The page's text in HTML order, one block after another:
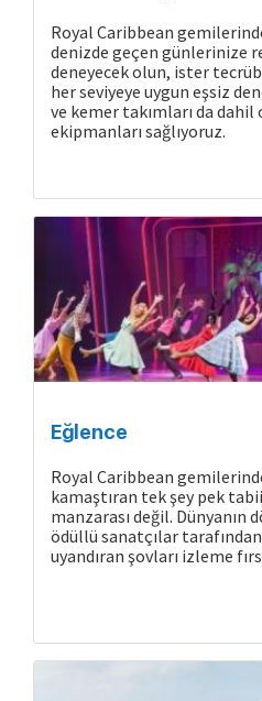
Royal Caribbean
denizde geçen günlerinize
deneyecek olun, ister
her seviyeye uygun eşsiz
ve kemer takımları da
ekipmanları sağlıyoruz.
Eğlence
Royal Caribbean
kamaştıran tek şey pek
manzarası değil. Dünyanın
ödüllü sanatçılar
uyandıran şovları izleme